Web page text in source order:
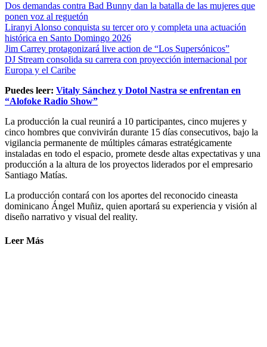
Dos demandas contra Bad Bunny dan la batalla de las mujeres que
ponen voz al reguetón
Liranyi Alonso conquista su tercer oro y completa una actuación
histórica en Santo Domingo 2026
Jim Carrey protagonizará live action de “Los Supersónicos”
DJ Stream consolida su carrera con proyección internacional por
Europa y el Caribe
Puedes leer: Vitaly Sánchez y Dotol Nastra se enfrentan en
“Alofoke Radio Show”
La producción la cual reunirá a 10 participantes, cinco mujeres y
cinco hombres que convivirán durante 15 días consecutivos, bajo la
vigilancia permanente de múltiples cámaras estratégicamente
instaladas en todo el espacio, promete desde altas expectativas y una
producción a la altura de los proyectos liderados por el empresario
Santiago Matías.
La producción contará con los aportes del reconocido cineasta
dominicano Ángel Muñiz, quien aportará su experiencia y visión al
diseño narrativo y visual del reality.
Leer Más